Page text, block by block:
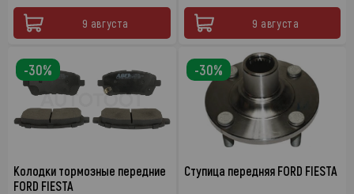
9 августа 9 августа
Колодки тормозные передние
FORD FIESTA
-30%
Ступица передняя FORD FIESTA
-30%